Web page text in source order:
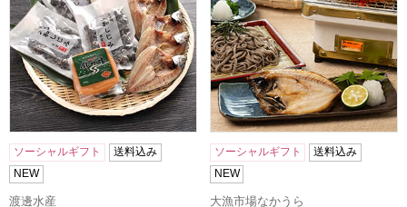
ソーシャルギフト
送料込み
NEW
渡邊水産
ソーシャルギフト
送料込み
NEW
大漁市場なかうら